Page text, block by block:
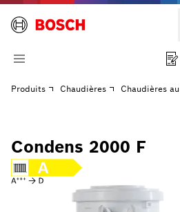
Produits Chaudières Chaudières
Condens 2000 F